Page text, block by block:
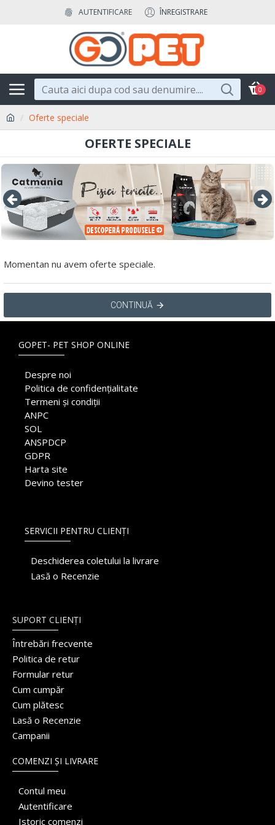
AUTENTIFICARE ÎNREGISTRARE
0
Oferte speciale
OFERTE SPECIALE
Momentan nu avem oferte speciale.
CONTINUĂ
GOPET- PET SHOP ONLINE
Despre noi
Politica de confidențialitate
Termeni și condiții
ANPC
SOL
ANSPDCP
GDPR
Harta site
Devino tester
SERVICII PENTRU CLIENȚI
Deschiderea coletului la livrare
Lasă o Recenzie
SUPORT CLIENȚI
Întrebări frecvente
Politica de retur
Formular retur
Cum cumpăr
Cum plătesc
Lasă o Recenzie
Campanii
COMENZI ȘI LIVRARE
Contul meu
Autentificare
Istoric comenzi